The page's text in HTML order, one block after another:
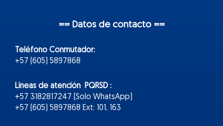
== Datos de contacto ==
Teléfono Conmutador:
+57 (605) 5897868
Líneas de atención PQRSD :
+57 3182817247 (Solo WhatsApp)
+57 (605) 5897868 Ext: 101, 163